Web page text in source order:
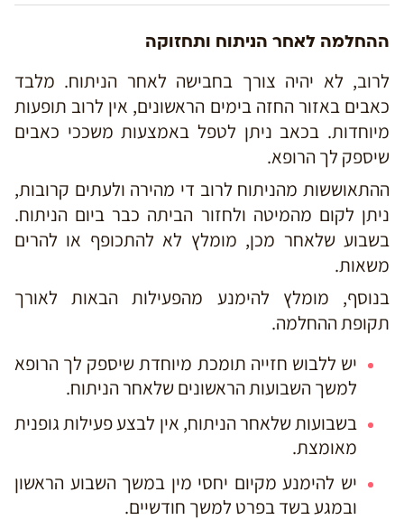
ההחלמה לאחר הניתוח ותחזוקה
לרוב, לא יהיה צורך בחבישה לאחר הניתוח. מלבד
כאבים באזור החזה בימים הראשונים, אין לרוב תופעות
מיוחדות. בכאב ניתן לטפל באמצעות משככי כאבים
שיספק לך הרופא.
ההתאוששות מהניתוח לרוב די מהירה ולעתים קרובות,
ניתן לקום מהמיטה ולחזור הביתה כבר ביום הניתוח.
בשבוע שלאחר מכן, מומלץ לא להתכופף או להרים
משאות.
בנוסף, מומלץ להימנע מהפעילות הבאות לאורך
תקופת ההחלמה.
יש ללבוש חזייה תומכת מיוחדת שיספק לך הרופא
למשך השבועות הראשונים שלאחר הניתוח.
בשבועות שלאחר הניתוח, אין לבצע פעילות גופנית
מאומצת.
יש להימנע מקיום יחסי מין במשך השבוע הראשון
ובמגע בשד בפרט למשך חודשיים.